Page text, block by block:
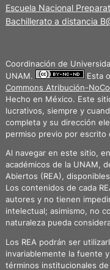
Escuela Nacional
Bachillerato a distancia
Coordinación de
UNAM.
Esta
Commons Atribución-
Hecho en México. Este
lucrativos, siempre y
completa y su dirección
permiso previo por escrito
Al navegar en este sitio,
académicos de la UNAM,
Abiertos (REA),
Los contenidos de cada
autores y no tienen
intelectual; asimismo, no
naturaleza pueda
Los REA podrán ser
invariablemente la fuente
términos institucionales